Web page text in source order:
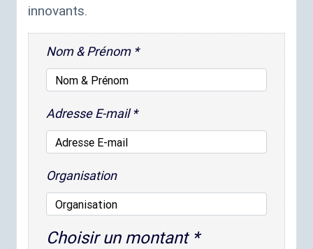
innovants.
Nom & Prénom *
Adresse E-mail*
Organisation
Choisir un montant *